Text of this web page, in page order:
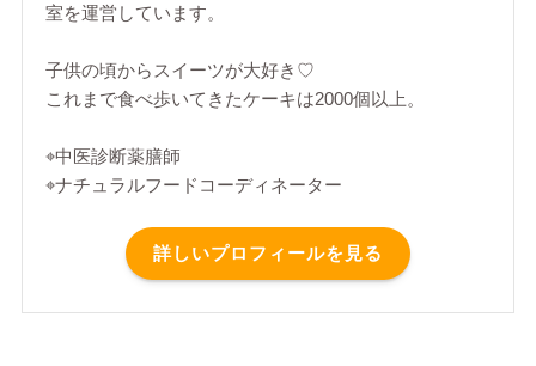
室を運営しています。
子供の頃からスイーツが大好き♡
これまで食べ歩いてきたケーキは2000個以上。
⌖中医診断薬膳師
⌖ナチュラルフードコーディネーター
詳しいプロフィールを見る